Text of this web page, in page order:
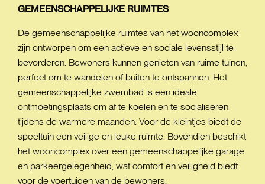
GEMEENSCHAPPELIJKE RUIMTES
De gemeenschappelijke ruimtes van het wooncomplex
zijn ontworpen om een actieve en sociale levensstijl te
bevorderen. Bewoners kunnen genieten van ruime tuinen,
perfect om te wandelen of buiten te ontspannen. Het
gemeenschappelijke zwembad is een ideale
ontmoetingsplaats om af te koelen en te socialiseren
tijdens de warmere maanden. Voor de kleintjes biedt de
speeltuin een veilige en leuke ruimte. Bovendien beschikt
het wooncomplex over een gemeenschappelijke garage
en parkeergelegenheid, wat comfort en veiligheid biedt
voor de voertuigen van de bewoners.